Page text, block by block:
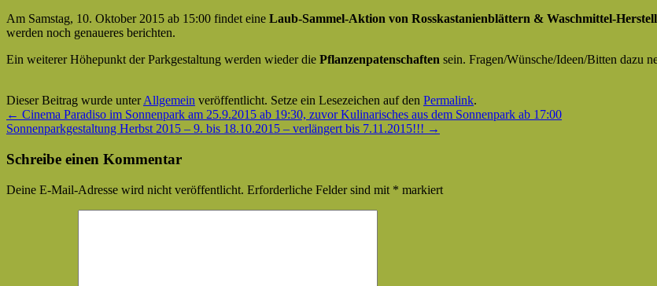
Am Samstag, 10. Oktober 2015 ab 15:00 findet eine Laub-Sammel-Aktion von Rosskastanienblättern & Waschmittel-
werden noch genaueres berichten.
Ein weiterer Höhepunkt der Parkgestaltung werden wieder die Pflanzenpatenschaften sein. Fragen/Wünsche/Ideen/Bitten dazu
Dieser Beitrag wurde unterAllgemein veröffentlicht. Setze ein Lesezeichen auf den Permalink.
← Cinema Paradiso im Sonnenpark am 25.9.2015 ab 19:30, zuvor Kulinarisches aus dem Sonnenpark ab 17:00
Sonnenparkgestaltung Herbst 2015 – 9. bis 18.10.2015 – verlängert bis 7.11.2015!!! →
Schreibe einen Kommentar
Deine E-Mail-Adresse wird nicht veröffentlicht. Erforderliche Felder sind mit * markiert